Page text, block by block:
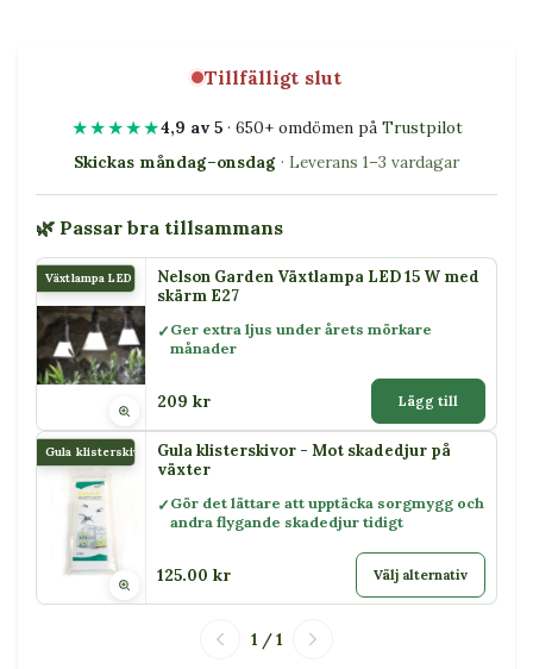
Tillfälligt slut
★★★★★4,9 av 5· 650+ omdömen på Trustpilot
Skickas måndag–onsdag · Leverans 1–3 vardagar
🌿 Passar bra tillsammans
Växtlampa LED 15 WNelson Garden Växtlampa LED 15 W med
skärm E27
Ger extra ljus under årets mörkare
månader
209 kr Lägg till
Gula klisterskivor
Gula klisterskivor - Mot skadedjur på
växter
Gör det lättare att upptäcka sorgmygg och
andra flygande skadedjur tidigt
125.00 kr Välj alternativ
1 / 1